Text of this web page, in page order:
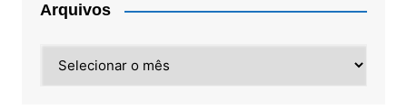
Arquivos